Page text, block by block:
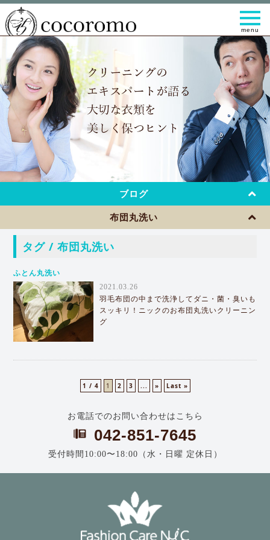
t
o
g
g
l
e
n
a
v
i
g
a
t
i
o
n
ブログ
布団丸洗い
タグ / 布団丸洗い
ふとん丸洗い
2021.03.26
羽毛布団の中まで洗浄してダニ・菌・臭いも
スッキリ！ニックのお布団丸洗いクリーニン
グ
1 / 4 1 2 3 ... » Last »
お電話でのお問い合わせはこちら
042-851-7645
受付時間10:00〜18:00（水・日曜 定休日）